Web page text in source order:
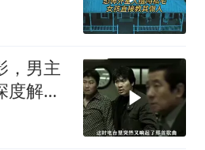
，男主
度解读